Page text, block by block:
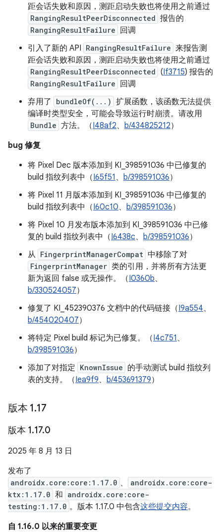
距会话失败和原因，测距启动失败也将使用之前通过
RangingResultPeerDisconnected 报告的
RangingResultFailure
回调
引入了新的 API RangingResultFailure 来报告测
距会话失败和原因，测距启动失败也将使用之前通过
RangingResultPeerDisconnected (If3715) 报告的
RangingResultFailure
回调
弃用了
bundleOf(...) 扩展函数，该函数无法提供
编译时类型安全，可能会导致运行时崩溃。请改用
Bundle 方法。（I48af2、 b/434825212）
bug 修复
将 Pixel Dec 版本添加到 KI_398591036 中已修复的
build 指纹列表中（I65f51 、 b/398591036）
将 Pixel 11 月版本添加到 KI_398591036 中已修复的
build 指纹列表中（I60c10、 b/398591036）
将 Pixel 10 月发布版本添加到 KI_398591036 中已修
复的 build 指纹列表中（I6438c、 b/398591036）
从 FingerprintManagerCompat 中移除了对
FingerprintManager 类的引用，并将所有方法更
新为返回 false 或无操作。（I0360b、
b/330524057）
修复了 KI_452390376 文档中的代码链接（I9a554、
b/454020407）
将特定 Pixel build 标记为已修复。（I4c751 、
b/398591036）
添加了对指定 KnownIssue 的手动测试 build 指纹列
表的支持。（Iea9f9、 b/453691379）
版本 1.17
版本 1.17.0
2025 年 8 月 13 日
发布了
androidx.core:core:1.17.0 、
androidx.core:core-
ktx:1.17.0 和 androidx.core:core-
testing:1.17.0 。版本 1.17.0 中包含这些提交内容。
自 1.16.0 以来的重要变更